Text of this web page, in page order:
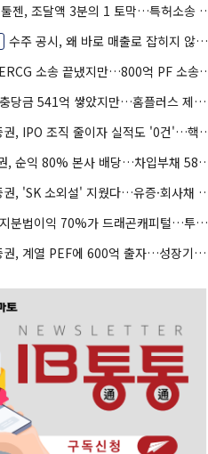
툴젠, 조달액 3분의 1 토막…특허소송 비용부터 챙긴다
수주 공시, 왜 바로 매출로 잡히지 않을까
LS증권, CERCG 소송 끝
하나증권, 충당금 541억 쌓았지만…홈플러스 제재는 추가 비용 불씨
신한투자증권, IPO 조직 줄
한국SG증권, 순익 80% 본사
한국투자증권, 'SK 소외설' 지웠
삼성증권, 지분법이익 70%가 드래곤캐피털…투자 편중 심화
미래에셋증권, 계열 PEF에 600억 출자…성장기업 투자 '잰걸음'